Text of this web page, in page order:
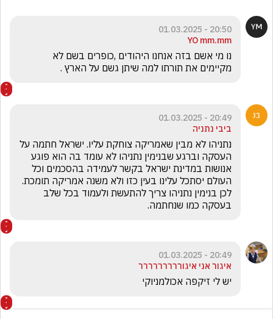
20:50 - 01.03.2025
YO mm.mm
מקיימים את תורתו למה שיתן גשם על הארץ .
20:49 - 01.03.2025
ביבי נתניה
בעסקה כמו שנחתמה.
20:49 - 01.03.2025
איגור אני איגוררררררררר
יש לי זיקפה אכולמניוקי